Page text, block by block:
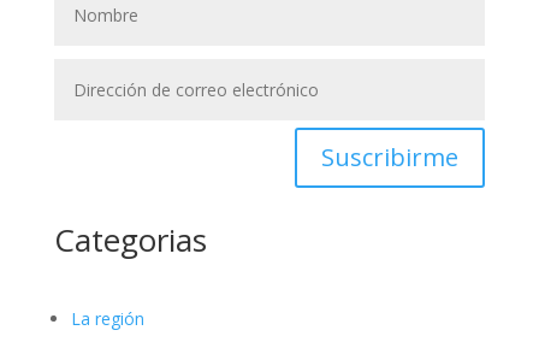
Suscribirme
Categorias
La región